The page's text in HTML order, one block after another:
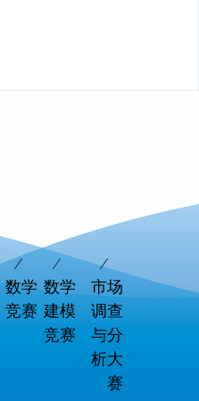
数学
竞赛
数学
建模
竞赛
市场
调查
与分
析大
赛